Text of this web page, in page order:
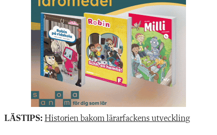
LÄSTIPS: Historien bakom lärarfackens utveckling